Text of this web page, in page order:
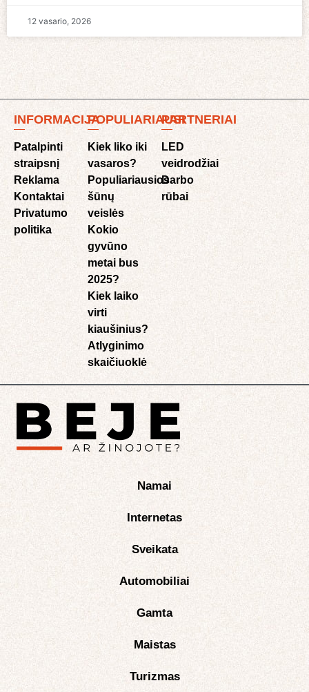
12 vasario, 2026
INFORMACIJA
Patalpinti
straipsnį
Reklama
Kontaktai
Privatumo
politika
POPULIARIAUSI
Kiek liko iki
vasaros?
Populiariausios
šūnų
veislės
Kokio
gyvūno
metai bus
2025?
Kiek laiko
virti
kiaušinius?
Atlyginimo
skaičiuoklė​
PARTNERIAI
LED
veidrodžiai
Darbo
rūbai
Namai
Internetas
Sveikata
Automobiliai
Gamta
Maistas
Turizmas